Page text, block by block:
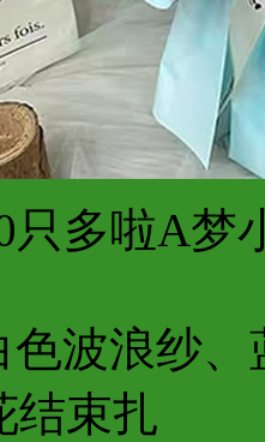
只多啦A梦
色波浪纱
结束扎